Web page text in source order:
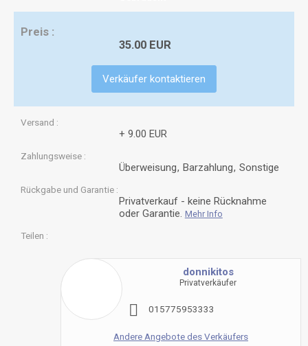
Preis
35.00 EUR
Verkäufer kontaktieren
Versand
+ 9.00 EUR
Zahlungsweise
Überweisung Barzahlung Sonstige
Rückgabe und Garantie
Privatverkauf - keine Rücknahme
oder Garantie. Mehr Info
Teilen
donnikitos
Privatverkäufer
3
3
3
3
5
9
5
7
7
5
1
0
Andere Angebote des Verkäufers